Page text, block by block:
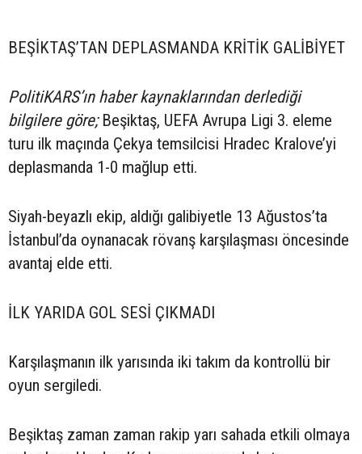
BEŞİKTAŞ’TAN DEPLASMANDA KRİTİK GALİBİYET
PolitiKARS’ın haber kaynaklarından derlediği
bilgilere göre;Beşiktaş, UEFA Avrupa Ligi 3. eleme
turu ilk maçında Çekya temsilcisi Hradec Kralove’yi
deplasmanda 1-0 mağlup etti.
Siyah-beyazlı ekip, aldığı galibiyetle 13 Ağustos’ta
İstanbul’da oynanacak rövanş karşılaşması öncesinde
avantaj elde etti.
İLK YARIDA GOL SESİ ÇIKMADI
Karşılaşmanın ilk yarısında iki takım da kontrollü bir
oyun sergiledi.
Beşiktaş zaman zaman rakip yarı sahada etkili olmaya